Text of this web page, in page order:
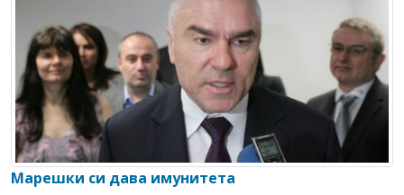
Марешки си дава имунитета